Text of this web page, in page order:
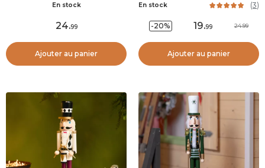
En stock
24.99
Ajouter au panier
En stock (3)
-20% 19.99 24.99
Ajouter au panier